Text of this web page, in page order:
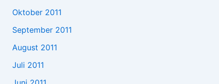
Oktober 2011
September 2011
August 2011
Juli 2011